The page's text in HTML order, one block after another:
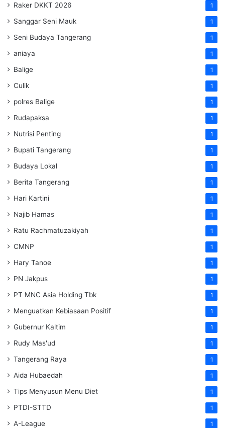
Raker DKKT 2026 1
Sanggar Seni Mauk 1
Seni Budaya Tangerang 1
aniaya 1
Balige 1
Culik 1
polres Balige 1
Rudapaksa 1
Nutrisi Penting 1
Bupati Tangerang 1
Budaya Lokal 1
Berita Tangerang 1
Hari Kartini 1
Najib Hamas 1
Ratu Rachmatuzakiyah 1
CMNP 1
Hary Tanoe 1
PN Jakpus 1
PT MNC Asia Holding Tbk 1
Menguatkan Kebiasaan Positif 1
Gubernur Kaltim 1
Rudy Mas'ud 1
Tangerang Raya 1
Aida Hubaedah 1
Tips Menyusun Menu Diet 1
PTDI-STTD 1
A-League 1